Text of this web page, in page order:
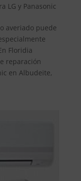
LG y Panasonic
averiado puede
Floridia
reparación
en Albudeite,